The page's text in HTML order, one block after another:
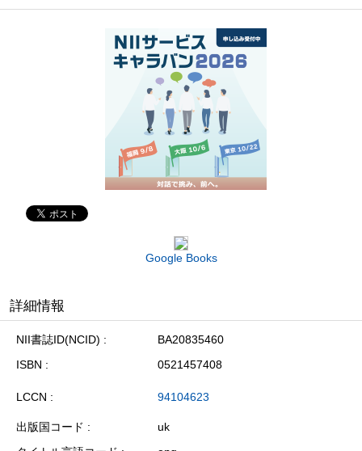
Google Books
詳細情報
NII書誌ID(NCID)
BA20835460
ISBN
0521457408
LCCN 94104623
出版国コード
uk